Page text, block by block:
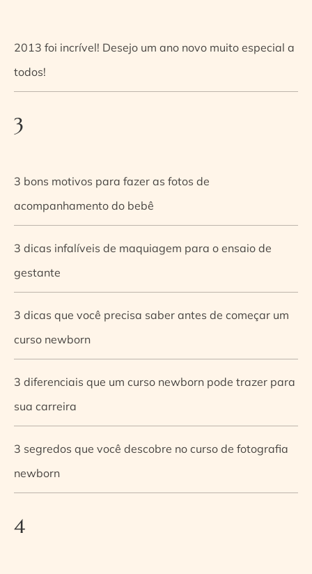
2013 foi incrível! Desejo um ano novo muito especial a
todos!
3
3 bons motivos para fazer as fotos de
acompanhamento do bebê
3 dicas infalíveis de maquiagem para o ensaio de
gestante
3 dicas que você precisa saber antes de começar um
curso newborn
3 diferenciais que um curso newborn pode trazer para
sua carreira
3 segredos que você descobre no curso de fotografia
newborn
4